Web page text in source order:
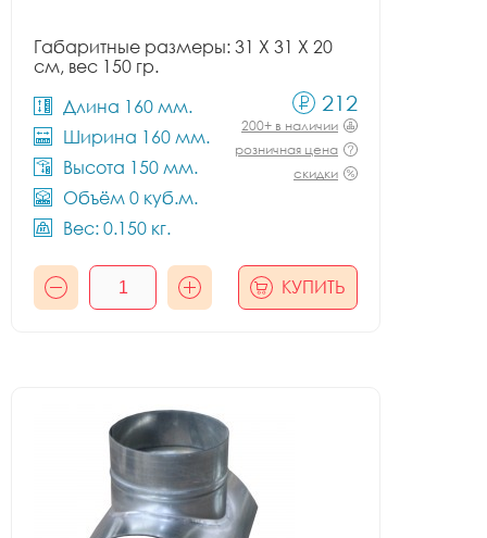
Габаритные размеры: 31 X 31 X 20
см, вес 150 гр.
Длина 160 мм.
Ширина 160 мм.
Высота 150 мм.
Объём 0 куб.м.
Вес: 0.150 кг.
212
200+ в наличии
розничная цена
скидки
КУПИТЬ